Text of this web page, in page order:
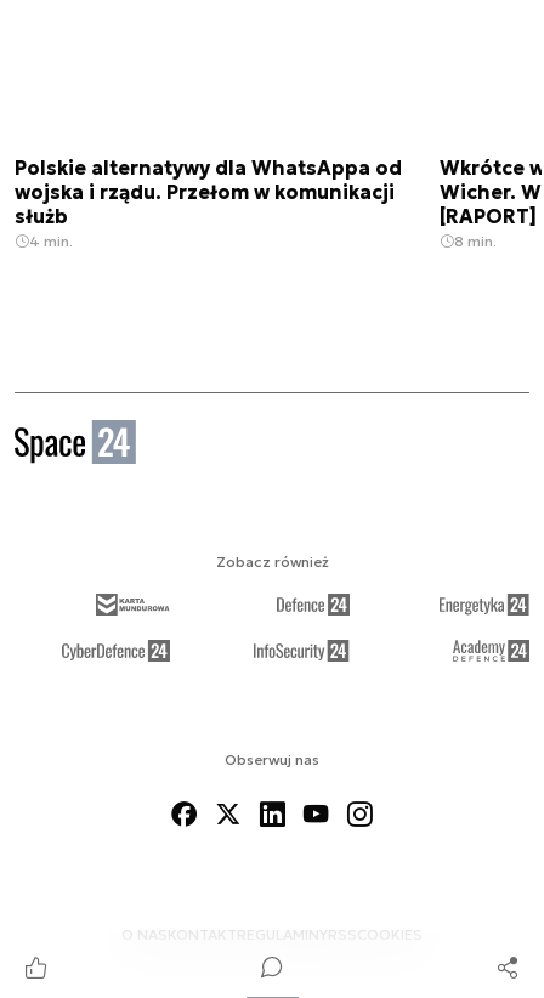
Polskie alternatywy dla WhatsAppa od
wojska i rządu. Przełom w komunikacji
służb
4 min.
Wkrótce
Wicher.
[RAPORT]
8 min.
Obserwuj nas
O NAS KONTAKTREGULAMINYRSS COOKIES
Zobacz również